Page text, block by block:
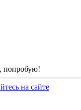
попробую!
на сайте